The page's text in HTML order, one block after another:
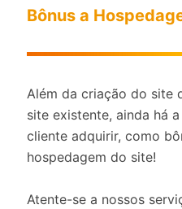
Bônus a
Além da criação do site
site existente, ainda há
cliente adquirir, como
hospedagem do site!
Atente-se a nossos